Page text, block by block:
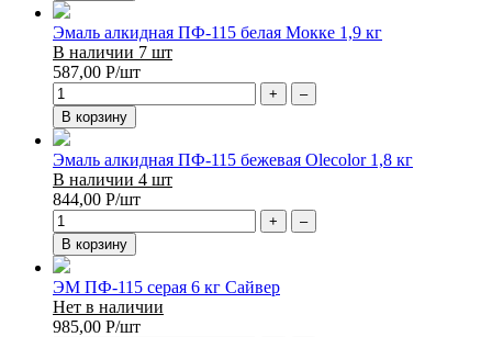
Эмаль алкидная ПФ-115 белая Мокке 1,9 кг
В наличии 7 шт
587,00 Р/шт
+
–
В корзину
Эмаль алкидная ПФ-115 бежевая Olecolor 1,8 кг
В наличии 4 шт
844,00 Р/шт
+
–
В корзину
ЭМ ПФ-115 серая 6 кг Сайвер
Нет в наличии
985,00 Р/шт